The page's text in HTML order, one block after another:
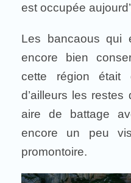
est occupée
Les bancaous qui
encore bien
cette région était
d’ailleurs les restes
aire de battage
encore un peu
promontoire.